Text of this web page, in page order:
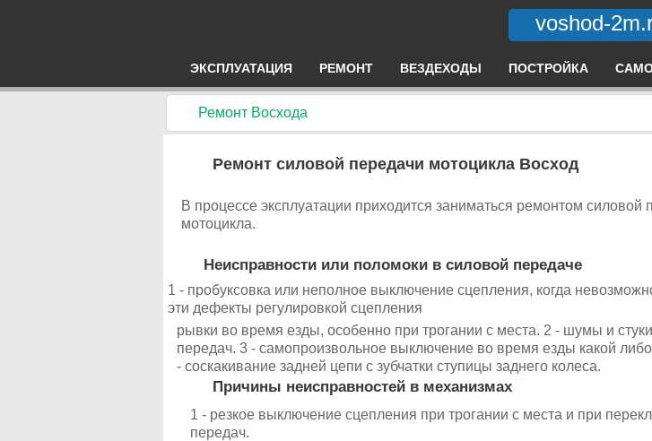
voshod-
ЭКСПЛУАТАЦИЯ РЕМОНТ ВЕЗДЕХОДЫ ПОСТРОЙКА
Ремонт Восхода
Ремонт силовой передачи мотоцикла Восход
В процессе эксплуатации приходится заниматься ремонтом силовой
мотоцикла.
Неисправности или поломоки в силовой передаче
1 - пробуксовка или неполное выключение сцепления, когда
эти дефекты регулировкой сцепления
рывки во время езды, особенно при трогании с места. 2 - шумы и
передач. 3 - самопроизвольное выключение во время езды какой
- соскакивание задней цепи с зубчатки ступицы заднего колеса.
Причины неисправностей в механизмах
1 - резкое выключение сцепления при трогании с места и при
передач.